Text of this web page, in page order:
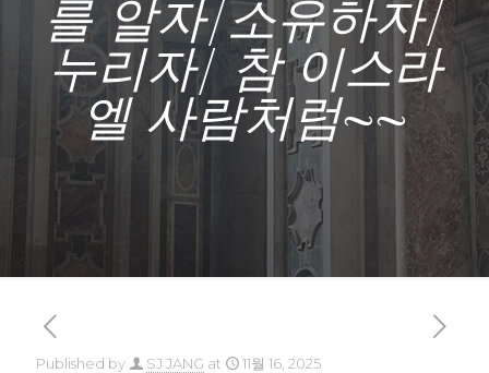
를 알자/소유하자/
누리자/ 참 이스라
엘 사람처럼~~
Published by SJ JANG at 11월 16, 2025